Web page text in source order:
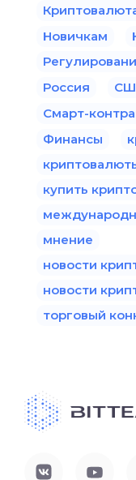
Новичкам
Россия
Смарт-
Финансы
купить
мнение
новости
новости
торговый